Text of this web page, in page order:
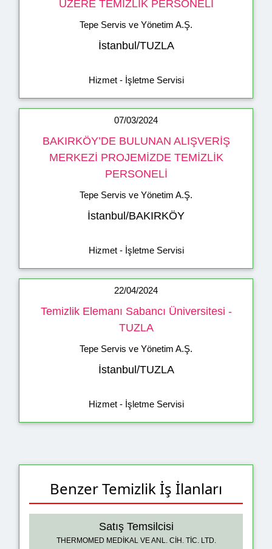
ÜZERE TEMİZLİK PERSONELİ
Tepe Servis ve Yönetim A.Ş.
İstanbul/TUZLA
Hizmet - İşletme Servisi
07/03/2024
BAKIRKÖY’DE BULUNAN ALIŞVERİŞ
MERKEZİ PROJEMİZDE TEMİZLİK
PERSONELİ
Tepe Servis ve Yönetim A.Ş.
İstanbul/BAKIRKÖY
Hizmet - İşletme Servisi
22/04/2024
Temizlik Elemanı Sabancı Üniversitesi -
TUZLA
Tepe Servis ve Yönetim A.Ş.
İstanbul/TUZLA
Hizmet - İşletme Servisi
Benzer Temizlik İş İlanları
Satış Temsilcisi
THERMOMED MEDİKAL VE ANL. CİH. TİC. LTD.